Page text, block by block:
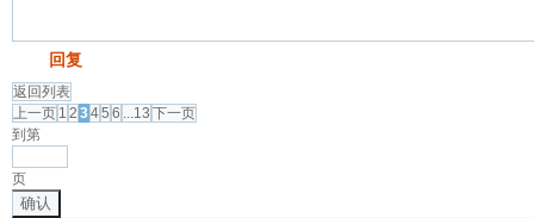
回复
返回列表
上一页 1 2 345 6 ...13 下一页
到第
页
确认